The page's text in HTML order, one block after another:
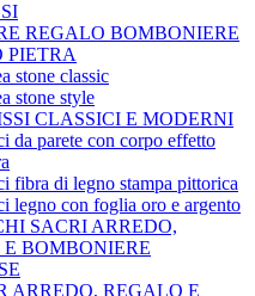
REGALO BOMBONIERE
PIETRA
stone classic
stone style
CLASSICI E MODERNI
da parete con corpo effetto
fibra di legno stampa pittorica
legno con foglia oro e argento
SACRI ARREDO,
BOMBONIERE
ARREDO, REGALO E